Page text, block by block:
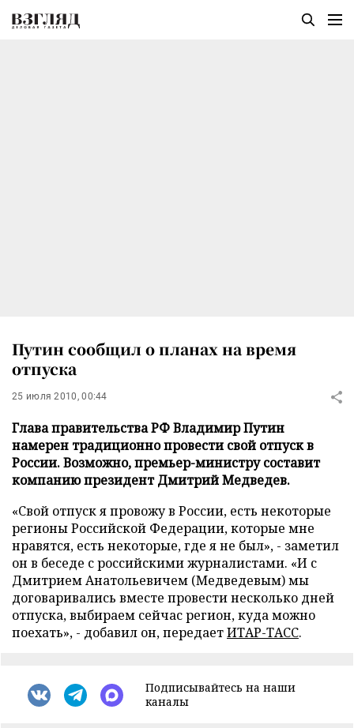
Путин сообщил о планах на время
отпуска
25 июля 2010, 00:44
Глава правительства РФ Владимир Путин
намерен традиционно провести свой отпуск в
России. Возможно, премьер-министру составит
компанию президент Дмитрий Медведев.
«Свой отпуск я провожу в России, есть некоторые
регионы Российской Федерации, которые мне
нравятся, есть некоторые, где я не был», - заметил
он в беседе с российскими журналистами. «И с
Дмитрием Анатольевичем (Медведевым) мы
договаривались вместе провести несколько дней
отпуска, выбираем сейчас регион, куда можно
поехать», - добавил он,передаетИТАР-ТАСС.
Подписывайтесь на наши
каналы